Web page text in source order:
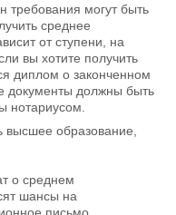
требования могут быть
среднее
от ступени, на
вы хотите получить
диплом о законченном
документы должны быть
нотариусом.
высшее образование,
о среднем
шансы на
письмо.